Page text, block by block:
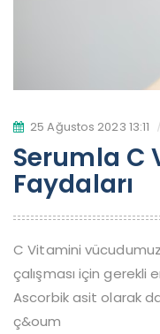
25 Ağustos 2023 13:11
Serumla C
Faydaları
C Vitamini
çalışması için gerekli
Ascorbik asit olarak
ç&oum